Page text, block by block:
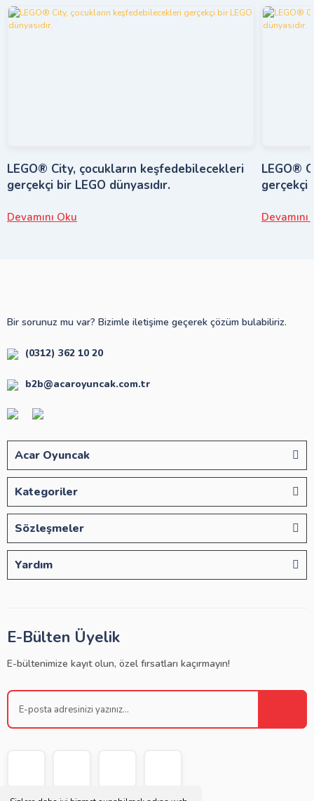
LEGO® City, çocukların keşfedebilecekleri
gerçekçi bir LEGO dünyasıdır.
Devamını Oku
LEGO®
gerçekçi
Devamını
Bir sorunuz mu var? Bizimle iletişime geçerek çözüm bulabiliriz.
(0312) 362 10 20
b2b@acaroyuncak.com.tr
Acar Oyuncak
Kategoriler
Sözleşmeler
Yardım
E-Bülten Üyelik
E-bültenimize kayıt olun, özel fırsatları kaçırmayın!